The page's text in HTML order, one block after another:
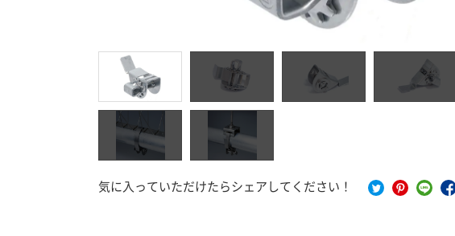
接着剤 工具
気に入っていただけたらシェアしてください！